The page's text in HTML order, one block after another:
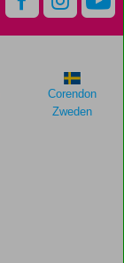
Corendon
Zweden